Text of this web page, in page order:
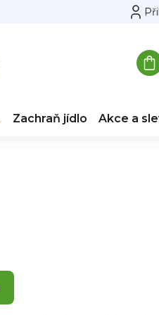
Zachraň jídlo Akce a